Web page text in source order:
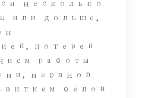
несколько
или дольше.
потерей
работы
нервной
белой